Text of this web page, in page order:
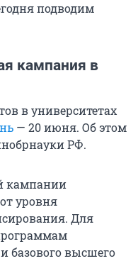
подводим
кампания в
в университетах
— 20 июня. Об этом
РФ.
кампании
уровня
Для
базового высшего